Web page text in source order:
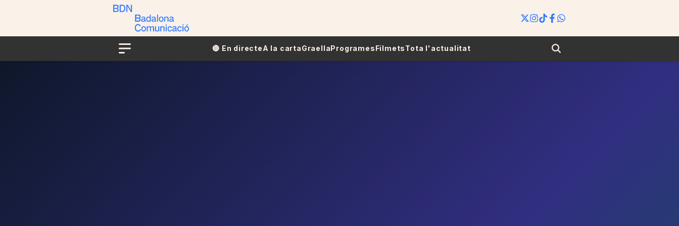
Menu
🔴​​ En directeA la cartaGraellaProgramesFilmetsTota l'actualitat Search